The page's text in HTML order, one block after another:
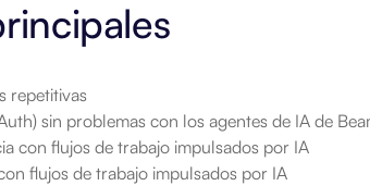
repetitivas
sin problemas con los agentes de IA de
con flujos de trabajo impulsados por IA
flujos de trabajo impulsados por IA